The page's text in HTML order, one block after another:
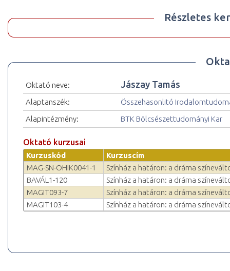
Részletes
Oktató neve: Jászay Tamás
Alaptanszék:
Összehasonlitó
Alapintézmény:
BTK Bölcsészettudományi Kar
Oktató kurzusai
Kurzuskód
Kurzuscím
MAG-SN-OHIK0041-1
Színház a határon: a dráma
BAVÁL1-120
Színház a határon: a dráma
MAGIT093-7
Színház a határon: a dráma
MAGIT103-4
Színház a határon: a dráma